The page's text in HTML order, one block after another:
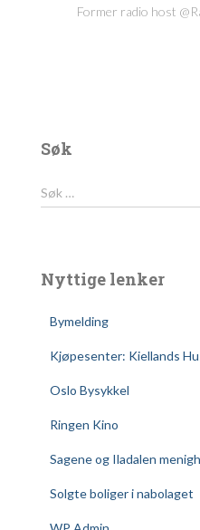
Former radio host
Søk
ø
t
Søk …
Nyttige lenker
Bymelding
Kjøpesenter: Kiellands
Oslo Bysykkel
Ringen Kino
Sagene og Iladalen
Solgte boliger i nabolaget